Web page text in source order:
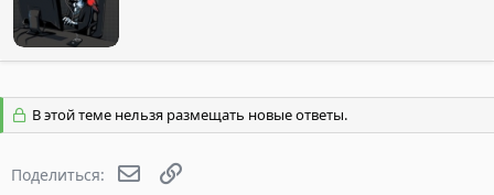
В этой теме нельзя размещать новые ответы.
Поделиться: Электронная почта